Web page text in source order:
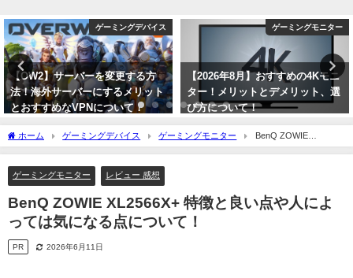
ゲーミングモニター
【2026年8月】おすすめの4Kモニ
ター！メリットとデメリット、選
び方について！
ゲーミングモニター
【2026年8月】おすすめな
HDR1000以上のPCモニター！メ
リットとデメリットやHDR1400の
違いについて！
ホーム ゲーミングデバイス ゲーミングモニター
BenQ ZOWIE
XL2566X+ 特徴と良い点や人によっては気になる点について！
ゲーミングモニター レビュー 感想
BenQ ZOWIE XL2566X+ 特徴と良い点や人によ
っては気になる点について！
PR 2026年6月11日